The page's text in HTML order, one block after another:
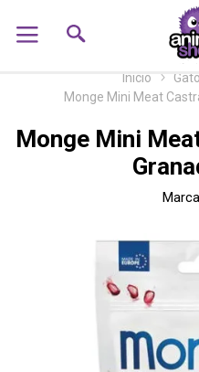
Inicio
Monge Mini Meat
Monge Mini